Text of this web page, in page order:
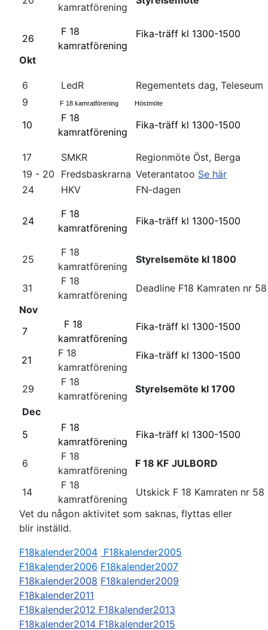
kamratförening
26
F 18
kamratförening
Fika-träff kl 1300-1500
Okt
6 LedR
Regementets dag, Teleseum
9
F 18 kamratförening Höstmöte
10
F 18
kamratförening
Fika-träff kl 1300-1500
17 SMKR
Regionmöte Öst, Berga
19 - 20
Fredsbaskrarna Veterantatoo Se här
24
HKV FN-dagen
24
F 18
kamratförening
Fika-träff kl 1300-1500
25
F 18
kamratförening
Styrelsemöte kl 1800
31
F 18
kamratförening
Deadline F18 Kamraten nr 58
Nov
7
F 18
kamratförening
Fika-träff kl 1300-1500
21
F 18
kamratförening
Fika-träff kl 1300-1500
29
F 18
kamratförening
Styrelsemöte kl 1700
Dec
5
F 18
kamratförening
Fika-träff kl 1300-1500
6
F 18
kamratförening
F 18 KF JULBORD
14
F 18
kamratförening
Utskick F 18 Kamraten nr 58
Vet du någon aktivitet som saknas, flyttas eller
blir inställd.
F18kalender2004 F18kalender2005
F18kalender2006 F18kalender2007
F18kalender2008 F18kalender2009
F18kalender2011
F18kalender2012 F18kalender2013
F18kalender2014 F18kalender2015